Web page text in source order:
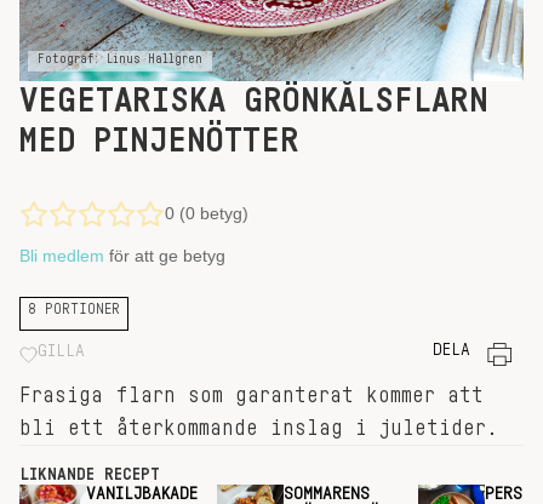
Fotograf: Linus Hallgren
VEGETARISKA GRÖNKÅLSFLARN
MED PINJENÖTTER
0 (0 betyg)
Bli medlem för att ge betyg
8 PORTIONER
GILLA DELA
Frasiga flarn som garanterat kommer att
bli ett återkommande inslag i juletider.
LIKNANDE RECEPT
VANILJBAKADE
SOMMARENS